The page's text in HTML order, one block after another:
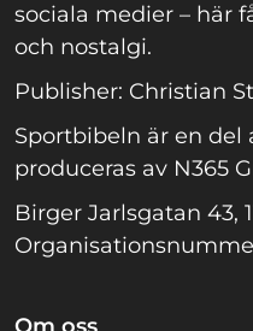
sociala medier – här
och nostalgi.
Publisher: Christian
Sportbibeln är en del
produceras av N365
Birger Jarlsgatan 43,